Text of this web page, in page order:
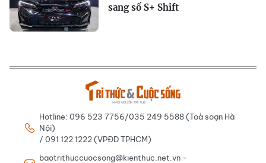
sang số S+ Shift
Hotline: 096 523 7756/035 249 5588 (Toà soạn Hà
Nội)
/ 091 122 1222 (VPĐD TPHCM)
baotrithuccuocsong@kienthuc.net.vn -